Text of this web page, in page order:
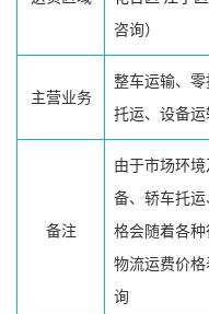
咨询）
主营业务
整车运输、
托运、设备
备注
由于市场环
备、轿车托
格会随着各
物流运费价
询